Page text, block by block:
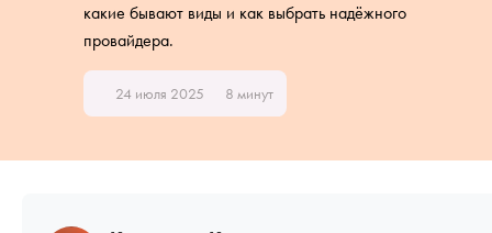
какие бывают виды и как выбрать надёжного
провайдера.
24 июля 2025 8 минут